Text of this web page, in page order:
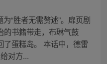
“胜者无需赘述”。扉页剧
的书籍带走，布琳气鼓
了蛋糕岛。 本话中，德雷
对方...